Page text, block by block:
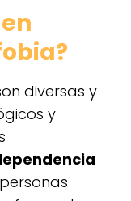
diversas y
y